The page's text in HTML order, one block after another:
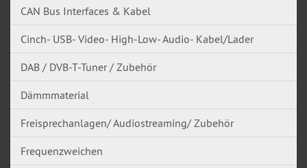
CAN Bus Interfaces & Kabel
Cinch- USB- Video- High-Low- Audio- Kabel/Lader
DAB / DVB-T-Tuner / Zubehör
Dämmmaterial
Freisprechanlagen/ Audiostreaming/ Zubehör
Frequenzweichen